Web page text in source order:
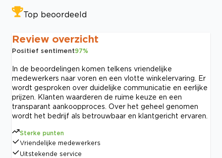
Top beoordeeld
Review overzicht
Positief sentiment97%
In de beoordelingen komen telkens vriendelijke
medewerkers naar voren en een vlotte winkelervaring. Er
wordt gesproken over duidelijke communicatie en eerlijke
prijzen. Klanten waarderen de ruime keuze en een
transparant aankoopproces. Over het geheel genomen
wordt het bedrijf als betrouwbaar en klantgericht ervaren.
Sterke punten
Vriendelijke medewerkers
Uitstekende service